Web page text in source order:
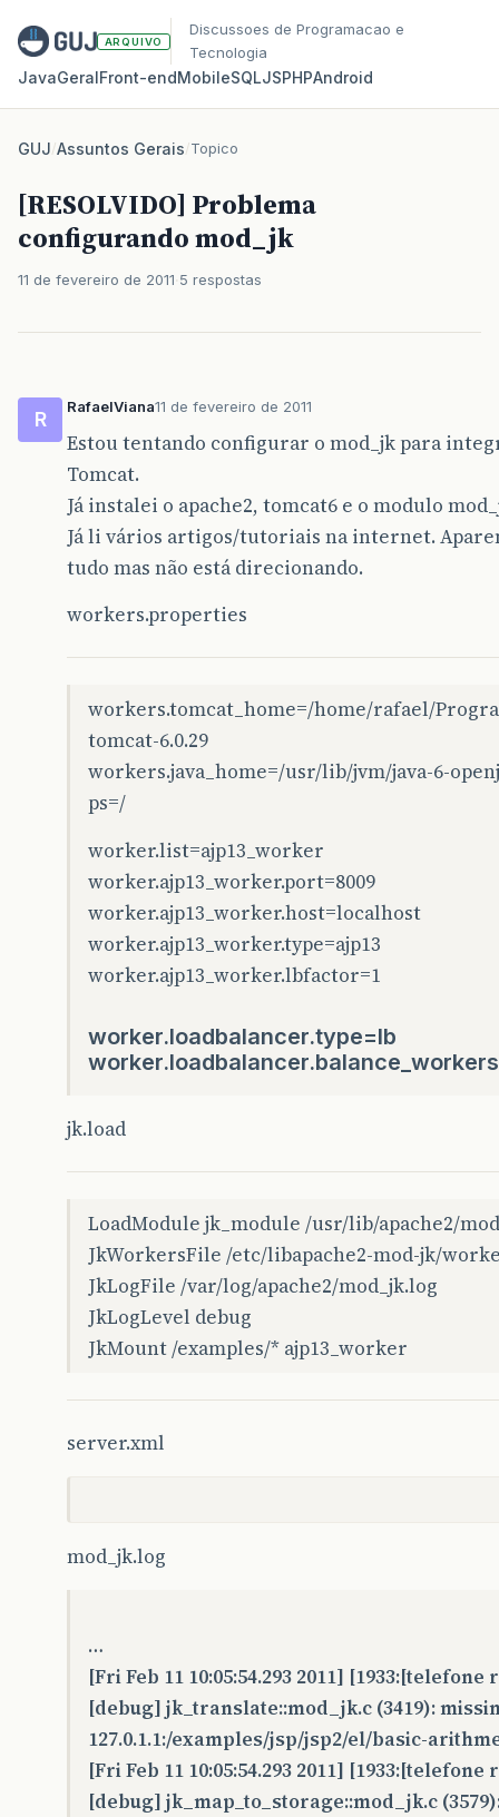
ARQUIVO
Discussoes de Programacao e
Tecnologia
JavaGeralFront‑endMobileSQLJSPHPAndroid
GUJ/Assuntos Gerais/Topico
[RESOLVIDO] Problema
configurando mod_jk
11 de fevereiro de 2011 5 respostas
R
RafaelViana11 de fevereiro de 2011
Estou tentando configurar o mod_jk para
Tomcat.
Já instalei o apache2, tomcat6 e o modulo
Já li vários artigos/tutoriais na internet.
tudo mas não está direcionando.
workers.properties
workers.tomcat_home=/home/rafael/
tomcat-6.0.29
workers.java_home=/usr/lib/jvm/java-6-
ps=/
worker.list=ajp13_worker
worker.ajp13_worker.port=8009
worker.ajp13_worker.host=localhost
worker.ajp13_worker.type=ajp13
worker.ajp13_worker.lbfactor=1
worker.loadbalancer.type=lb
jk.load
LoadModule jk_module /usr/lib/apache2/
JkWorkersFile /etc/libapache2-mod-jk/
JkLogFile /var/log/apache2/mod_jk.log
JkLogLevel debug
JkMount /examples/* ajp13_worker
server.xml
mod_jk.log
…
[Fri Feb 11 10:05:54.293 2011]
[debug] jk_translate::mod_jk.c (3419):
127.0.1.1:/examples/jsp/jsp2/el/basic-
[Fri Feb 11 10:05:54.293 2011]
[debug] jk_map_to_storage::mod_jk.c